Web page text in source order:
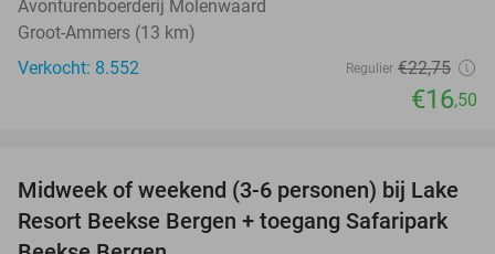
Avonturenboerderij Molenwaard
Groot-Ammers (13 km)
Verkocht: 8.552
Regulier €22,75
€16,50
53%
Midweek of weekend (3-6 personen) bij Lake
Resort Beekse Bergen + toegang Safaripark